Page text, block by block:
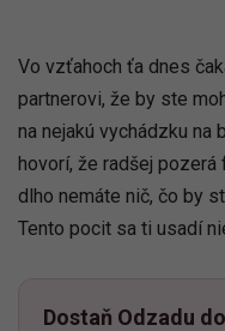
Vo vzťahoch ťa dnes
partnerovi, že by ste
na nejakú vychádzku na
hovorí, že radšej
dlho nemáte nič, čo by
Tento pocit sa ti usadí
Dostaň Odzadu